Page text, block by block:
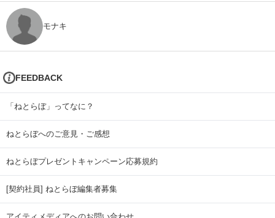
モナキ
FEEDBACK
「ねとらぼ」ってなに？
ねとらぼへのご意見・ご感想
ねとらぼプレゼントキャンペーン応募規約
[契約社員] ねとらぼ編集者募集